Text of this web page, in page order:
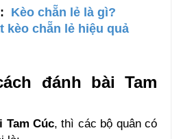
Kèo chẵn lẻ là gì?
kèo chẵn lẻ hiệu quả
đánh bài Tam
Tam Cúc, thì các bộ quân có